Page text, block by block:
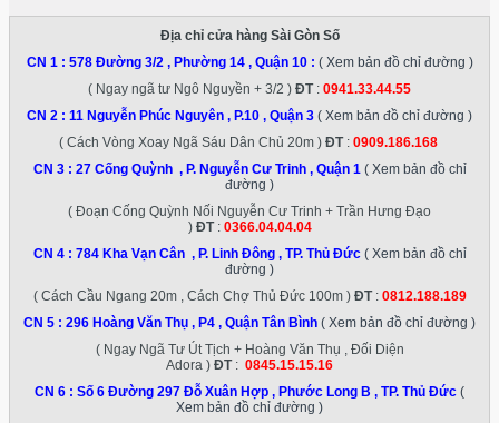
Địa chỉ cửa hàng Sài Gòn Số
CN 1 : 578 Đường 3/2 , Phường 14 , Quận 10: ( Xem bản đồ chỉ đường )
( Ngay ngã tư Ngô Nguyền + 3/2 ) ĐT: 0941.33.44.55
CN 2 : 11 Nguyễn Phúc Nguyên , P.10 , Quận 3 ( Xem bản đồ chỉ đường )
( Cách Vòng Xoay Ngã Sáu Dân Chủ 20m ) ĐT: 0909.186.168
CN 3 : 27 Cống Quỳnh , P. Nguyễn Cư Trinh , Quận 1 ( Xem bản đồ chỉ
đường )
( Đoạn Cống Quỳnh Nối Nguyễn Cư Trinh + Trần Hưng Đạo
) ĐT: 0366.04.04.04
CN 4 : 784 Kha Vạn Cân , P. Linh Đông , TP. Thủ Đức( Xem bản đồ chỉ
đường )
( Cách Cầu Ngang 20m , Cách Chợ Thủ Đức 100m ) ĐT: 0812.188.189
CN 5 : 296 Hoàng Văn Thụ , P4 , Quận Tân Bình ( Xem bản đồ chỉ đường )
( Ngay Ngã Tư Út Tịch + Hoàng Văn Thụ , Đối Diện
Adora ) ĐT: 0845.15.15.16
CN 6 : Số 6 Đường 297 Đỗ Xuân Hợp , Phước Long B , TP. Thủ Đức (
Xem bản đồ chỉ đường )